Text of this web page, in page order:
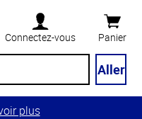
Connectez-vous Panier
Aller
plus